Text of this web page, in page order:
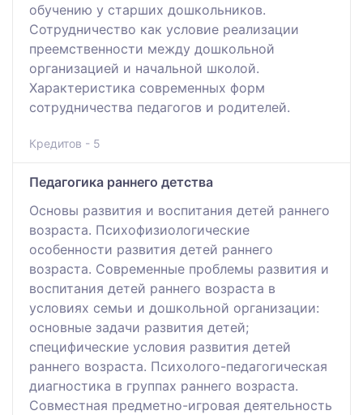
обучению у старших дошкольников.
Сотрудничество как условие реализации
преемственности между дошкольной
организацией и начальной школой.
Характеристика современных форм
сотрудничества педагогов и родителей.
Кредитов - 5
Педагогика раннего детства
Основы развития и воспитания детей раннего
возраста. Психофизиологические
особенности развития детей раннего
возраста. Современные проблемы развития и
воспитания детей раннего возраста в
условиях семьи и дошкольной организации:
основные задачи развития детей;
специфические условия развития детей
раннего возраста. Психолого-педагогическая
диагностика в группах раннего возраста.
Совместная предметно-игровая деятельность